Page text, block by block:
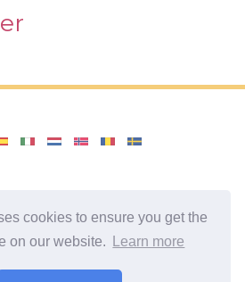
cookies to ensure you get the
on our website.
Learn more
Diäten und Rezepte für eine
Übungen für das Gehirn.
Selbstentwicklung. Sei heute